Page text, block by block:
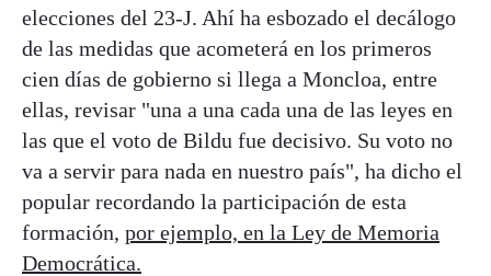
elecciones del 23-J. Ahí ha esbozado el decálogo
de las medidas que acometerá en los primeros
cien días de gobierno si llega a Moncloa, entre
ellas, revisar "una a una cada una de las leyes en
las que el voto de Bildu fue decisivo. Su voto no
va a servir para nada en nuestro país", ha dicho el
popular recordando la participación de esta
formación, por ejemplo, en la Ley de Memoria
Democrática.